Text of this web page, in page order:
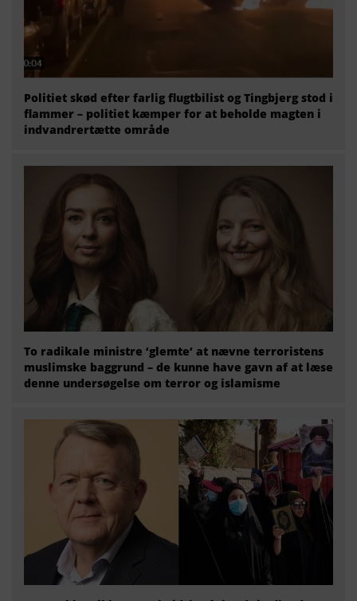
Politiet skød efter farlig flugtbilist og Tingbjerg stod i
flammer – politiet kæmper for at beholde magten i
indvandrertætte område
To radikale ministre ‘glemte’ at nævne terroristens
muslimske baggrund – de kunne have gavn af at læse
denne undersøgelse om terror og islamisme